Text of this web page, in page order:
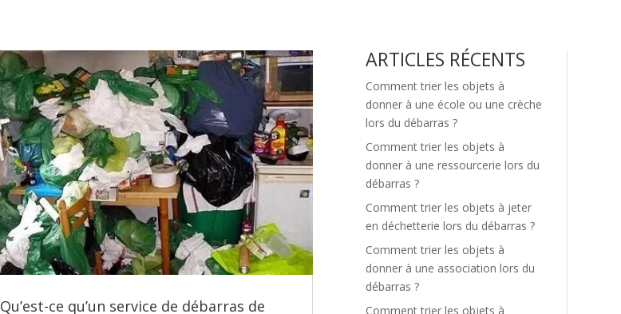
Qu’est-ce qu’un service de débarras de
ARTICLES RÉCENTS
Comment trier les objets à
donner à une école ou une crèche
lors du débarras ?
Comment trier les objets à
donner à une ressourcerie lors du
débarras ?
Comment trier les objets à jeter
en déchetterie lors du débarras ?
Comment trier les objets à
donner à une association lors du
débarras ?
Comment trier les objets à